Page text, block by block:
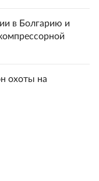
в Болгарию и
охоты на